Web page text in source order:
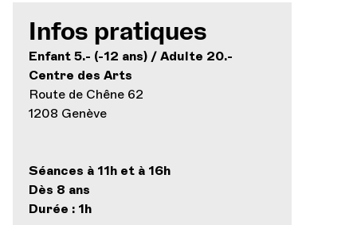
Infos pratiques
Enfant 5.- (-12 ans) / Adulte 20.-
Centre des Arts
Route de Chêne 62
1208 Genève
Séances à 11h et à 16h
Dès 8 ans
Durée : 1h